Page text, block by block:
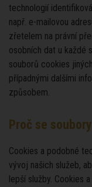
technologií
např. e-mailovou
zřetelem na právní
osobních dat u každé
souborů cookies
případnými dalšími
způsobem.
Proč se
Cookies a podobné
vývoj našich služeb,
lepší služby. Cookies